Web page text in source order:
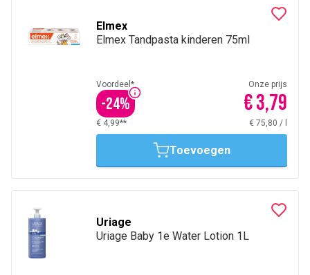
Elmex
Elmex Tandpasta kinderen 75ml
Voordeel*
-24%
Onze prijs
€ 3,79
€ 4,99** € 75,80 /
Toevoegen
Uriage
Uriage Baby 1e Water Lotion 1L